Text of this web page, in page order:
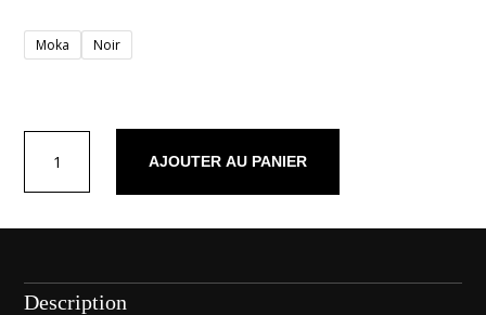
Moka Noir
Dana
AJOUTER AU PANIER
Description